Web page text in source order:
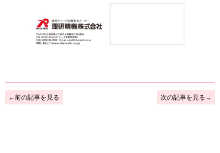
←前の記事を見る 次の記事を見る→